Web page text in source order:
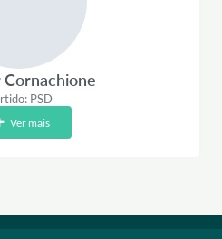
Cornachione
PSD
Ver mais